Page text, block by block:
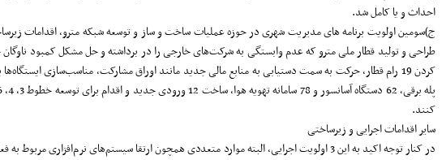
احداث و یا کامل شد.
ج)سومین اولویت برنامه های مدیریت شهری در حوزه عملیات ساخت و ساز و توسعه شبکه مترو، اقدامات
کنند.
سایر اقدامات اجرایی و زیرساختی
در کنار توجه اکید به این 3 اولویت اجرایی، البته موارد متعددی همچون ارتقا